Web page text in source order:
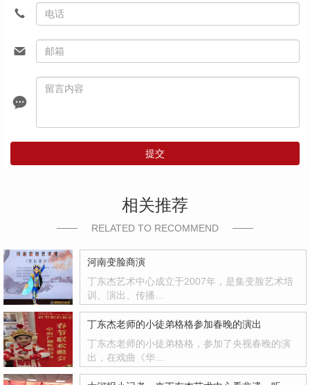
提交
相关推荐
RELATED TO RECOMMEND
河南变脸商演
丁东杰艺术中心成立于2007年，是集变脸艺术培
训、演出、传播…
丁东杰老师的小徒弟格格参加春晚的演出
丁东杰老师的小徒弟格格，参加了央视春晚的演
出，在戏曲《华…